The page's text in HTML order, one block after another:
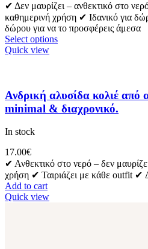
✔ Δεν μαυρίζει – ανθεκτικό στο
καθημερινή χρήση ✔ Ιδανικό για
δώρου για να το προσφέρεις άμεσα
Select options
Quick view
Ανδρική αλυσίδα κολιέ από
minimal & διαχρονικό.
In stock
17.00€
✔ Ανθεκτικό στο νερό – δεν
χρήση ✔ Ταιριάζει με κάθε outfit ✔
Add to cart
Quick view